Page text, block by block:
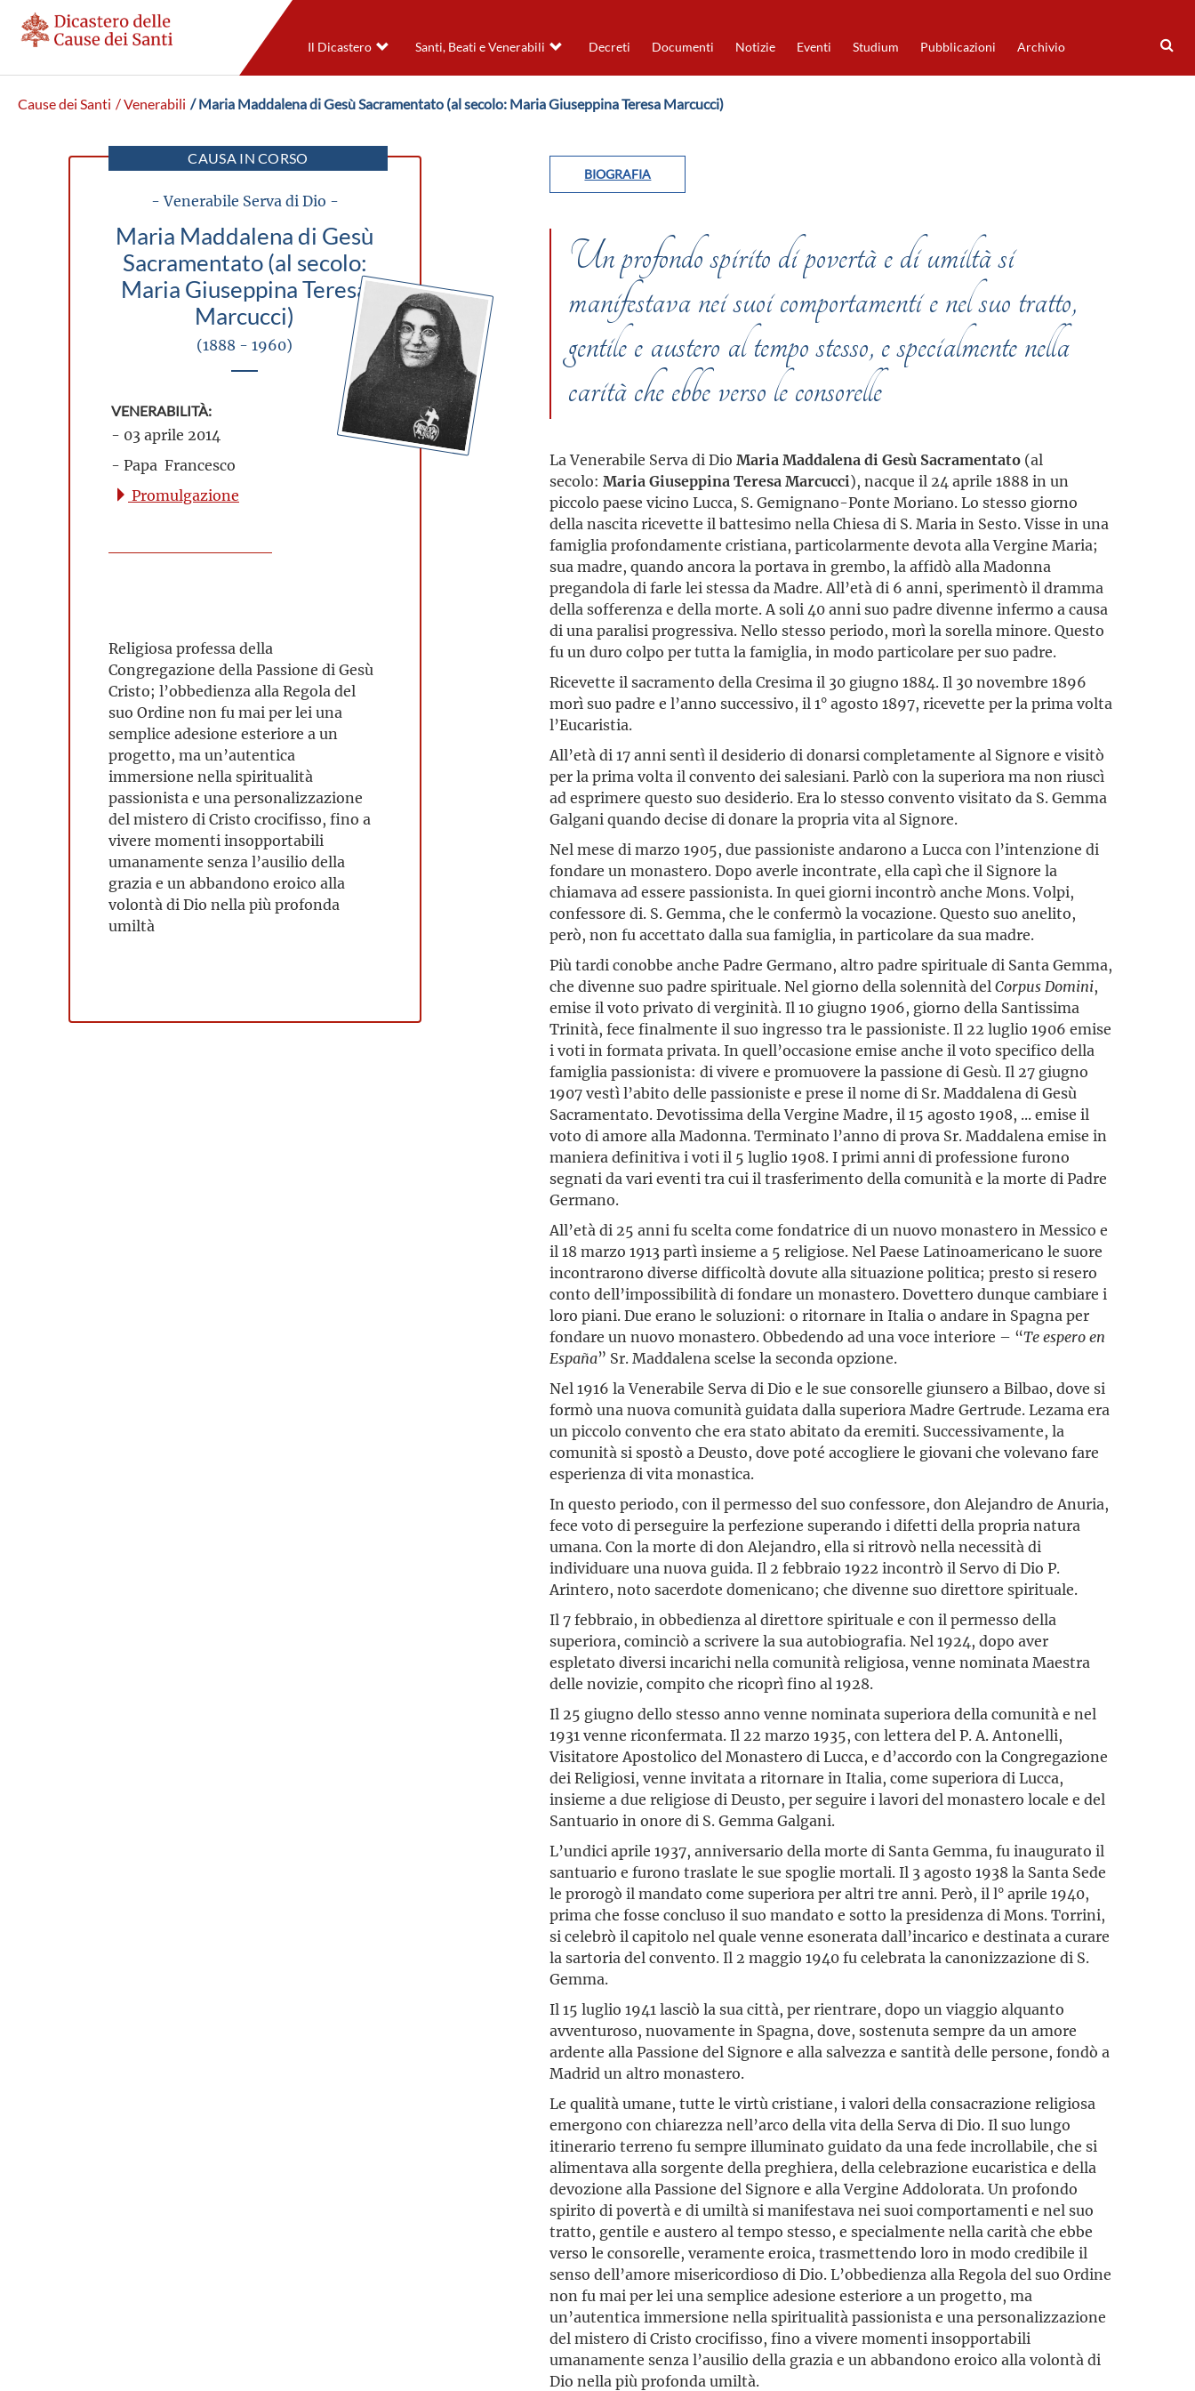
Il Dicastero Santi, Beati e Venerabili Decreti Documenti Notizie Eventi Studium Pubblicazioni Archivio
Cause dei Santi / Venerabili / Maria Maddalena di Gesù Sacramentato (al secolo: Maria Giuseppina Teresa Marcucci)
CAUSA IN CORSO
- Venerabile Serva di Dio -
Maria Maddalena di Gesù
Sacramentato (al secolo:
Maria Giuseppina Teresa
Marcucci)
(1888 - 1960)
VENERABILITÀ:
- 03 aprile 2014
- Papa Francesco
Promulgazione
Religiosa professa della
Congregazione della Passione di Gesù
Cristo; l’obbedienza alla Regola del
suo Ordine non fu mai per lei una
semplice adesione esteriore a un
progetto, ma un’autentica
immersione nella spiritualità
passionista e una personalizzazione
del mistero di Cristo crocifisso, fino a
vivere momenti insopportabili
umanamente senza l’ausilio della
grazia e un abbandono eroico alla
volontà di Dio nella più profonda
umiltà
BIOGRAFIA
Un profondo spirito di povertà e di umiltà si
manifestava nei suoi comportamenti e nel suo tratto,
gentile e austero al tempo stesso, e specialmente nella
carità che ebbe verso le consorelle
La Venerabile Serva di DioMaria Maddalena di Gesù Sacramentato (al
secolo: Maria Giuseppina Teresa Marcucci), nacque il 24 aprile 1888 in un
piccolo paese vicino Lucca, S. Gemignano-Ponte Moriano. Lo stesso giorno
della nascita ricevette il battesimo nella Chiesa di S. Maria in Sesto. Visse in una
famiglia profondamente cristiana, particolarmente devota alla Vergine Maria;
sua madre, quando ancora la portava in grembo, la affidò alla Madonna
pregandola di farle lei stessa da Madre. All’età di 6 anni, sperimentò il dramma
della sofferenza e della morte. A soli 40 anni suo padre divenne infermo a causa
di una paralisi progressiva. Nello stesso periodo, morì la sorella minore. Questo
fu un duro colpo per tutta la famiglia, in modo particolare per suo padre.
Ricevette il sacramento della Cresima il 30 giugno 1884. Il 30 novembre 1896
morì suo padre e l’anno successivo, il 1° agosto 1897, ricevette per la prima volta
l’Eucaristia.
All’età di 17 anni sentì il desiderio di donarsi completamente al Signore e visitò
per la prima volta il convento dei salesiani. Parlò con la superiora ma non riuscì
ad esprimere questo suo desiderio. Era lo stesso convento visitato da S. Gemma
Galgani quando decise di donare la propria vita al Signore.
Nel mese di marzo 1905, due passioniste andarono a Lucca con l’intenzione di
fondare un monastero. Dopo averle incontrate, ella capì che il Signore la
chiamava ad essere passionista. In quei giorni incontrò anche Mons. Volpi,
confessore di. S. Gemma, che le confermò la vocazione. Questo suo anelito,
però, non fu accettato dalla sua famiglia, in particolare da sua madre.
Più tardi conobbe anche Padre Germano, altro padre spirituale di Santa Gemma,
che divenne suo padre spirituale. Nel giorno della solennità delCorpus Domini,
emise il voto privato di verginità. Il 10 giugno 1906, giorno della Santissima
Trinità, fece finalmente il suo ingresso tra le passioniste. Il 22 luglio 1906 emise
i voti in formata privata. In quell’occasione emise anche il voto specifico della
famiglia passionista: di vivere e promuovere la passione di Gesù. Il 27 giugno
1907 vestì l’abito delle passioniste e prese il nome di Sr. Maddalena di Gesù
Sacramentato. Devotissima della Vergine Madre, il 15 agosto 1908, ... emise il
voto di amore alla Madonna. Terminato l’anno di prova Sr. Maddalena emise in
maniera definitiva i voti il 5 luglio 1908. I primi anni di professione furono
segnati da vari eventi tra cui il trasferimento della comunità e la morte di Padre
Germano.
All’età di 25 anni fu scelta come fondatrice di un nuovo monastero in Messico e
il 18 marzo 1913 partì insieme a 5 religiose. Nel Paese Latinoamericano le suore
incontrarono diverse difficoltà dovute alla situazione politica; presto si resero
conto dell’impossibilità di fondare un monastero. Dovettero dunque cambiare i
loro piani. Due erano le soluzioni: o ritornare in Italia o andare in Spagna per
fondare un nuovo monastero. Obbedendo ad una voce interiore – “Te espero en
España” Sr. Maddalena scelse la seconda opzione.
Nel 1916 la Venerabile Serva di Dio e le sue consorelle giunsero a Bilbao, dove si
formò una nuova comunità guidata dalla superiora Madre Gertrude. Lezama era
un piccolo convento che era stato abitato da eremiti. Successivamente, la
comunità si spostò a Deusto, dove poté accogliere le giovani che volevano fare
esperienza di vita monastica.
In questo periodo, con il permesso del suo confessore, don Alejandro de Anuria,
fece voto di perseguire la perfezione superando i difetti della propria natura
umana. Con la morte di don Alejandro, ella si ritrovò nella necessità di
individuare una nuova guida. Il 2 febbraio 1922 incontrò il Servo di Dio P.
Arintero, noto sacerdote domenicano; che divenne suo direttore spirituale.
Il 7 febbraio, in obbedienza al direttore spirituale e con il permesso della
superiora, cominciò a scrivere la sua autobiografia. Nel 1924, dopo aver
espletato diversi incarichi nella comunità religiosa, venne nominata Maestra
delle novizie, compito che ricoprì fino al 1928.
Il 25 giugno dello stesso anno venne nominata superiora della comunità e nel
1931 venne riconfermata. Il 22 marzo 1935, con lettera del P. A. Antonelli,
Visitatore Apostolico del Monastero di Lucca, e d’accordo con la Congregazione
dei Religiosi, venne invitata a ritornare in Italia, come superiora di Lucca,
insieme a due religiose di Deusto, per seguire i lavori del monastero locale e del
Santuario in onore di S. Gemma Galgani.
L’undici aprile 1937, anniversario della morte di Santa Gemma, fu inaugurato il
santuario e furono traslate le sue spoglie mortali. Il 3 agosto 1938 la Santa Sede
le prorogò il mandato come superiora per altri tre anni. Però, il l° aprile 1940,
prima che fosse concluso il suo mandato e sotto la presidenza di Mons. Torrini,
si celebrò il capitolo nel quale venne esonerata dall’incarico e destinata a curare
la sartoria del convento. Il 2 maggio 1940 fu celebrata la canonizzazione di S.
Gemma.
Il 15 luglio 1941 lasciò la sua città, per rientrare, dopo un viaggio alquanto
avventuroso, nuovamente in Spagna, dove, sostenuta sempre da un amore
ardente alla Passione del Signore e alla salvezza e santità delle persone, fondò a
Madrid un altro monastero.
Le qualità umane, tutte le virtù cristiane, i valori della consacrazione religiosa
emergono con chiarezza nell’arco della vita della Serva di Dio. Il suo lungo
itinerario terreno fu sempre illuminato guidato da una fede incrollabile, che si
alimentava alla sorgente della preghiera, della celebrazione eucaristica e della
devozione alla Passione del Signore e alla Vergine Addolorata. Un profondo
spirito di povertà e di umiltà si manifestava nei suoi comportamenti e nel suo
tratto, gentile e austero al tempo stesso, e specialmente nella carità che ebbe
verso le consorelle, veramente eroica, trasmettendo loro in modo credibile il
senso dell’amore misericordioso di Dio. L’obbedienza alla Regola del suo Ordine
non fu mai per lei una semplice adesione esteriore a un progetto, ma
un’autentica immersione nella spiritualità passionista e una personalizzazione
del mistero di Cristo crocifisso, fino a vivere momenti insopportabili
umanamente senza l’ausilio della grazia e un abbandono eroico alla volontà di
Dio nella più profonda umiltà.